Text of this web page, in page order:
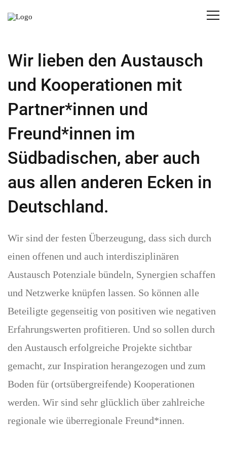
Wir lieben den Austausch
und Kooperationen mit
Partner*innen und
Freund*innen im
Südbadischen, aber auch
aus allen anderen Ecken in
Deutschland.
Wir sind der festen Überzeugung, dass sich durch
einen offenen und auch interdisziplinären
Austausch Potenziale bündeln, Synergien schaffen
und Netzwerke knüpfen lassen. So können alle
Beteiligte gegenseitig von positiven wie negativen
Erfahrungswerten profitieren. Und so sollen durch
den Austausch erfolgreiche Projekte sichtbar
gemacht, zur Inspiration herangezogen und zum
Boden für (ortsübergreifende) Kooperationen
werden. Wir sind sehr glücklich über zahlreiche
regionale wie überregionale Freund*innen.